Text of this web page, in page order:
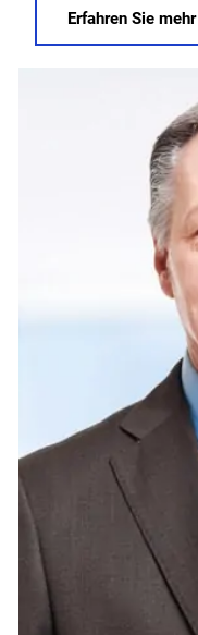
Erfahren Sie mehr